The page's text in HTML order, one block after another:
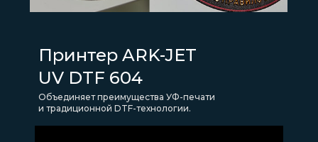
Объединяет преимущества УФ-печати
и традиционной DTF-технологии.
Принтер ARK-JET
UV DTF 604